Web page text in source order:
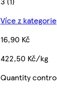
Více z kategorie
16,90 Kč
422,50 Kč/kg
Quantity